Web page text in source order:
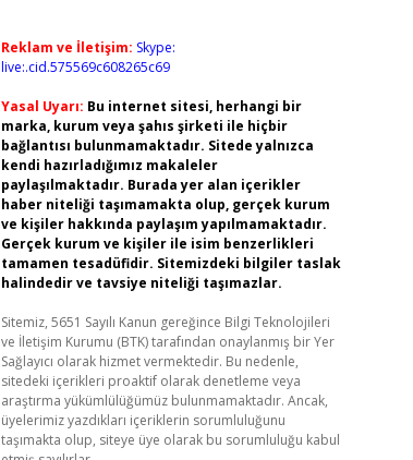
Reklam ve İletişim: Skype:
live:.cid.575569c608265c69
Yasal Uyarı: Bu internet sitesi, herhangi bir
marka, kurum veya şahıs şirketi ile hiçbir
bağlantısı bulunmamaktadır. Sitede yalnızca
kendi hazırladığımız makaleler
paylaşılmaktadır. Burada yer alan içerikler
haber niteliği taşımamakta olup, gerçek kurum
ve kişiler hakkında paylaşım yapılmamaktadır.
Gerçek kurum ve kişiler ile isim benzerlikleri
tamamen tesadüfidir. Sitemizdeki bilgiler taslak
halindedir ve tavsiye niteliği taşımazlar.
Sitemiz, 5651 Sayılı Kanun gereğince Bilgi Teknolojileri
ve İletişim Kurumu (BTK) tarafından onaylanmış bir Yer
Sağlayıcı olarak hizmet vermektedir. Bu nedenle,
sitedeki içerikleri proaktif olarak denetleme veya
araştırma yükümlülüğümüz bulunmamaktadır. Ancak,
üyelerimiz yazdıkları içeriklerin sorumluluğunu
taşımakta olup, siteye üye olarak bu sorumluluğu kabul